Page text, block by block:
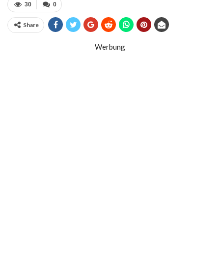
0
30
Share
Werbung